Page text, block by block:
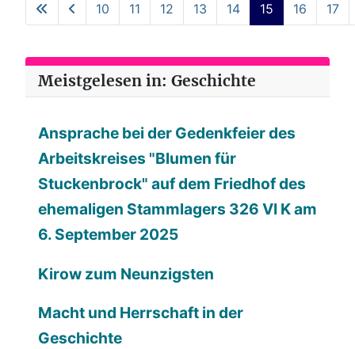
10 11 12 13 14 15 16 17
Meistgelesen in: Geschichte
Ansprache bei der Gedenkfeier des
Arbeitskreises "Blumen für
Stuckenbrock" auf dem Friedhof des
ehemaligen Stammlagers 326 VI K am
6. September 2025
Kirow zum Neunzigsten
Macht und Herrschaft in der
Geschichte